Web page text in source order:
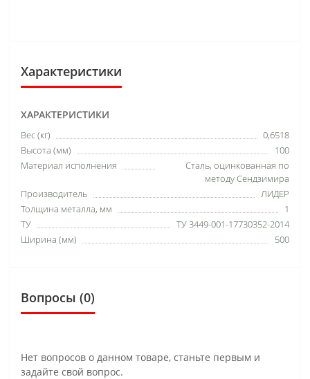
Характеристики
ХАРАКТЕРИСТИКИ
Вес (кг)
0,6518
Высота (мм)
100
Материал исполнения
Сталь, оцинкованная по
методу Сендзимира
Производитель
ЛИДЕР
Толщина металла, мм
1
ТУ
ТУ 3449-001-17730352-2014
Ширина (мм)
500
Вопросы (0)
Нет вопросов о данном товаре, станьте первым и
задайте свой вопрос.